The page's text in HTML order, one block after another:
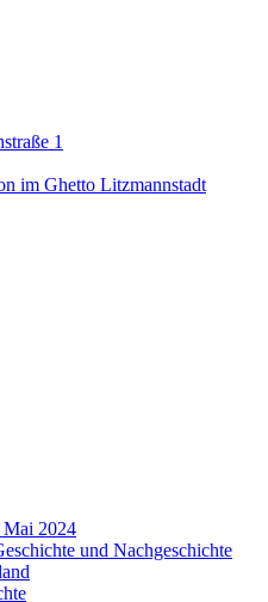
1
im Ghetto Litzmannstadt
2024
und Nachgeschichte